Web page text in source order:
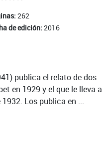
262
de edición: 2016
publica el relato de dos
en 1929 y el que le lleva a
Los publica en ...